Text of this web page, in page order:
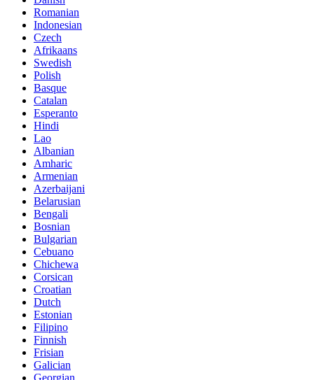
Romanian
Indonesian
Czech
Afrikaans
Swedish
Polish
Basque
Catalan
Esperanto
Hindi
Lao
Albanian
Amharic
Armenian
Azerbaijani
Belarusian
Bengali
Bosnian
Bulgarian
Cebuano
Chichewa
Corsican
Croatian
Dutch
Estonian
Filipino
Finnish
Frisian
Galician
Georgian